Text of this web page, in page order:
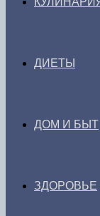
ДИЕТЫ
ДОМ И БЫТ
ЗДОРОВЬЕ